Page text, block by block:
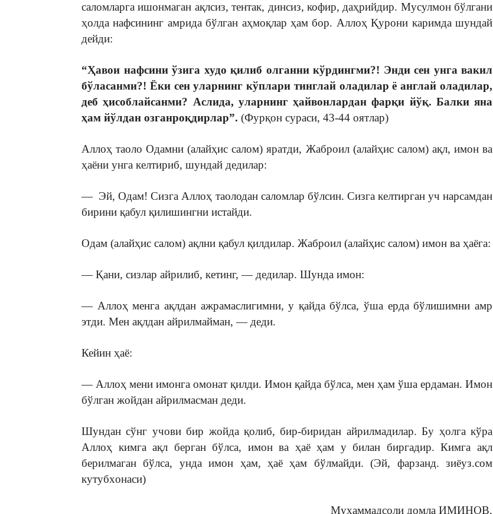
саломларга ишонмаган ақлсиз, тентак, динсиз, кофир, даҳрийдир. Мусулмон бўлгани
ҳолда нафсининг амрида бўлган аҳмоқлар ҳам бор. Аллоҳ Қурони каримда шундай
дейди:
“Ҳавои нафсини ўзига худо қилиб олганни кўрдингми?! Энди сен унга вакил
бўласанми?! Ёки сен уларнинг кўплари тинглай оладилар ё англай оладилар,
деб ҳисоблайсанми? Аслида, уларнинг ҳайвонлардан фарқи йўқ. Балки яна
ҳам йўлдан озганроқдирлар”. (Фурқон сураси, 43-44 оятлар)
Аллоҳ таоло Одамни (алайҳис салом) яратди, Жаброил (алайҳис салом) ақл, имон ва
ҳаёни унга келтириб, шундай дедилар:
— Эй, Одам! Сизга Аллоҳ таолодан саломлар бўлсин. Сизга келтирган уч нарсамдан
бирини қабул қилишингни истайди.
Одам (алайҳис салом) ақлни қабул қилдилар. Жаброил (алайҳис салом) имон ва ҳаёга:
— Қани, сизлар айрилиб, кетинг, — дедилар. Шунда имон:
— Аллоҳ менга ақлдан ажрамаслигимни, у қайда бўлса, ўша ерда бўлишимни амр
этди. Мен ақлдан айрилмайман, — деди.
Кейин ҳаё:
— Аллоҳ мени имонга омонат қилди. Имон қайда бўлса, мен ҳам ўша ердаман. Имон
бўлган жойдан айрилмасман деди.
Шундан сўнг учови бир жойда қолиб, бир-биридан айрилмадилар. Бу ҳолга кўра
Аллоҳ кимга ақл берган бўлса, имон ва ҳаё ҳам у билан биргадир. Кимга ақл
берилмаган бўлса, унда имон ҳам, ҳаё ҳам бўлмайди. (Эй, фарзанд. зиёуз.сом
кутубxонаси)
Муҳаммадсоли домла ИМИНОВ,